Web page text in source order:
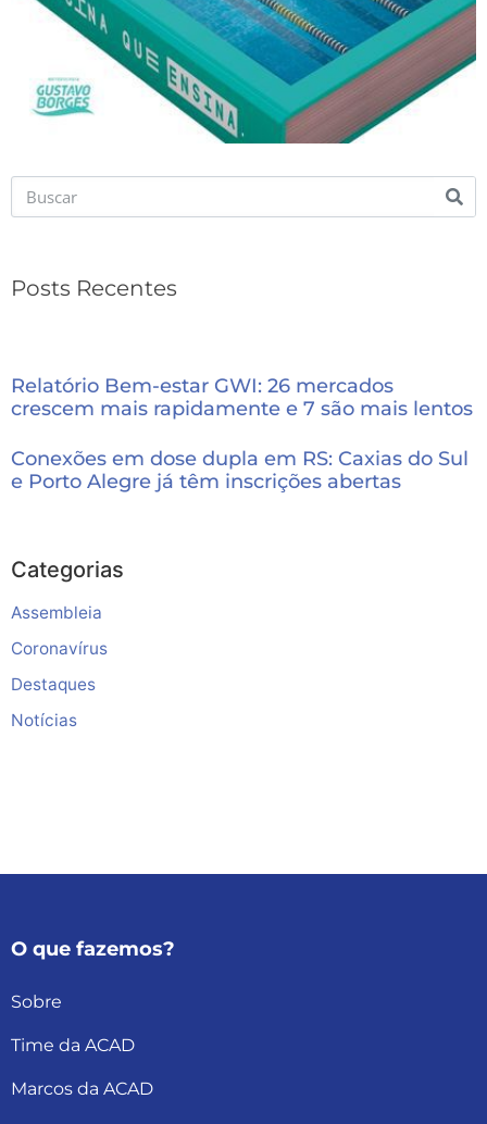
Posts Recentes
Relatório Bem-estar GWI: 26 mercados
crescem mais rapidamente e 7 são mais lentos
Conexões em dose dupla em RS: Caxias do Sul
e Porto Alegre já têm inscrições abertas
Categorias
Assembleia
Coronavírus
Destaques
Notícias
O que fazemos?
Sobre
Time da ACAD
Marcos da ACAD